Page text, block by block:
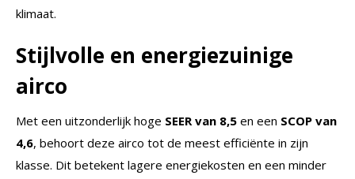
klimaat.
Stijlvolle en energiezuinige
airco
Met een uitzonderlijk hoge SEER van 8,5 en een SCOP van
4,6, behoort deze airco tot de meest efficiënte in zijn
klasse. Dit betekent lagere energiekosten en een minder